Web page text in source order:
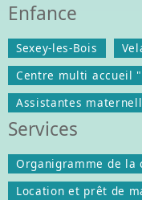
Enfance
Sexey-les-Bois
Centre multi accueil
Assistantes
Services
Organigramme de la
Location et prêt de